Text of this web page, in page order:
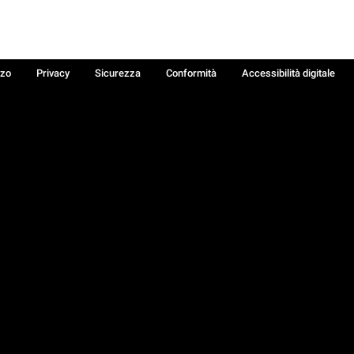
Privacy Sicurezza Conformità
Accessibilità digitale